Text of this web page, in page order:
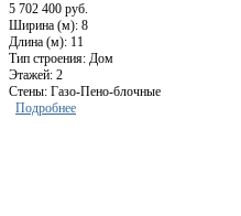
5 702 400 руб.
Ширина (м): 8
Длина (м): 11
Тип строения: Дом
Этажей: 2
Стены: Газо-Пено-блочные
Подробнее